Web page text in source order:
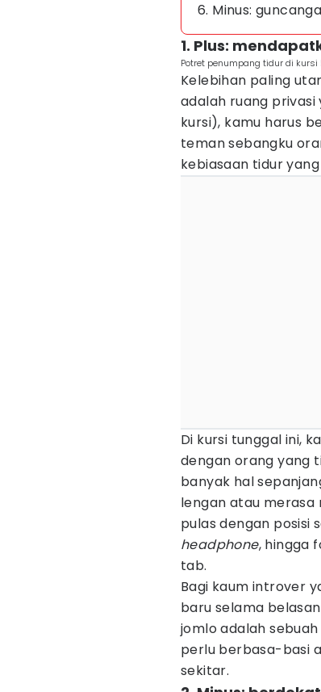
6. Minus:
1. Plus:
Potret penumpang tidur di
Kelebihan paling
adalah ruang privasi
kursi), kamu harus
teman sebangku
kebiasaan tidur
Di kursi tunggal ini,
dengan orang yang
banyak hal
lengan atau merasa
pulas dengan posisi
headphone, hingga
tab.
Bagi kaum introver
baru selama
jomlo adalah
perlu berbasa-basi
sekitar.